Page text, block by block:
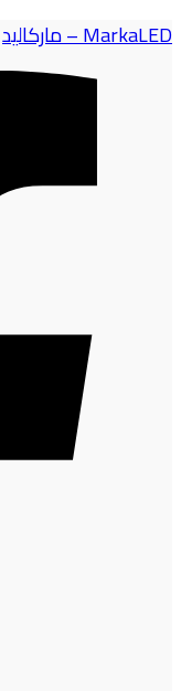
MarkaLED – ماركاليد